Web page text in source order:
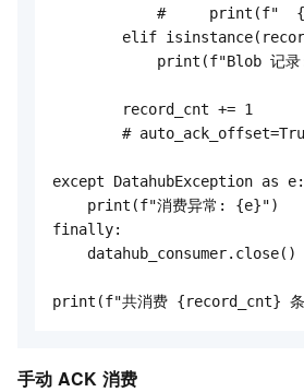
#     print(f"
elif
print(f"Blob 记
        record_cnt += 1
#
except DatahubException as e:
    print(f"消费异常: {e}")
finally:
    datahub_consumer.close()
print(f"共消费 {record_cnt} 条
手动 ACK 消费